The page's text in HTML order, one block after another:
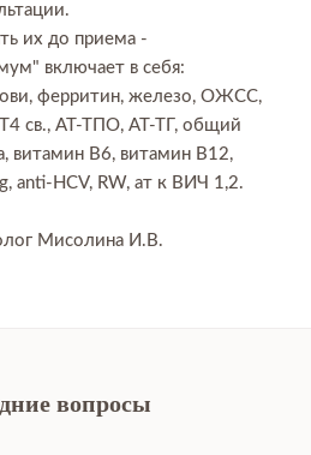
их до приема -
включает в себя:
ферритин, железо, ОЖСС,
св., АТ-ТПО, АТ-ТГ, общий
витамин В6, витамин В12,
anti-HCV, RW, ат к ВИЧ 1,2.
Мисолина И.В.
вопросы